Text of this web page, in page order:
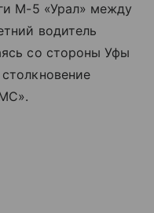
М-5 «Урал» между
водитель
со стороны Уфы